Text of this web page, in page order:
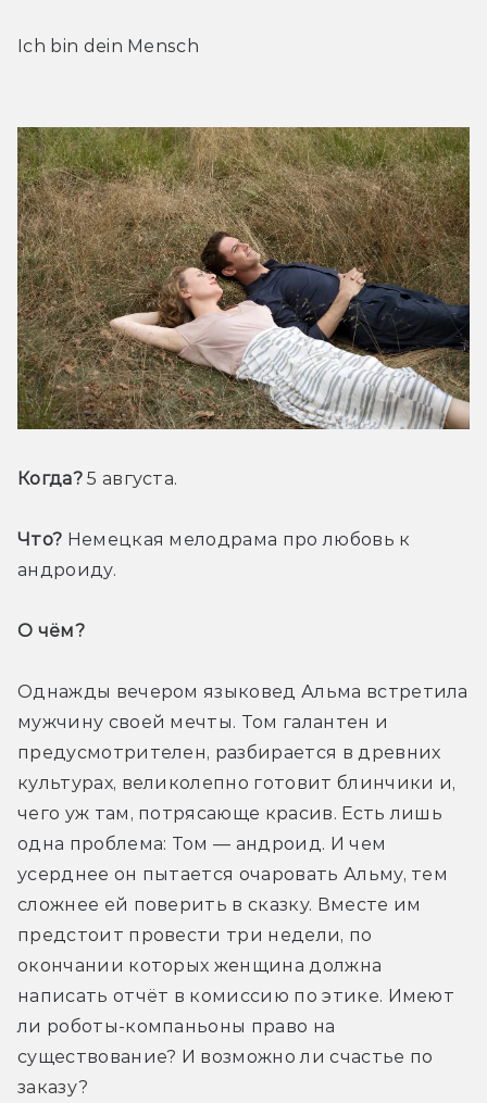
Ich bin dein Mensch
Когда? 5 августа.
Что? Немецкая мелодрама про любовь к
андроиду.
О чём?
Однажды вечером языковед Альма встретила
мужчину своей мечты. Том галантен и
предусмотрителен, разбирается в древних
культурах, великолепно готовит блинчики и,
чего уж там, потрясающе красив. Есть лишь
одна проблема: Том — андроид. И чем
усерднее он пытается очаровать Альму, тем
сложнее ей поверить в сказку. Вместе им
предстоит провести три недели, по
окончании которых женщина должна
написать отчёт в комиссию по этике. Имеют
ли роботы-компаньоны право на
существование? И возможно ли счастье по
заказу?